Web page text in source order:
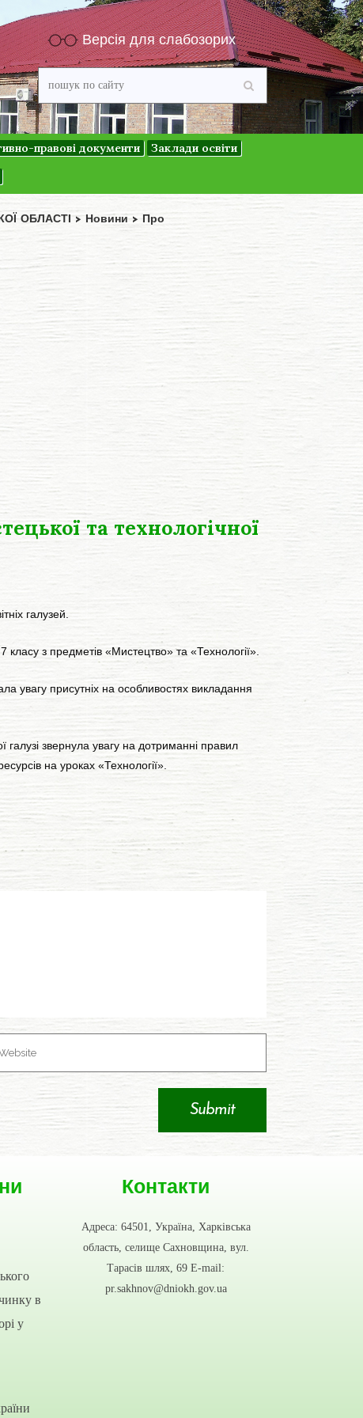
Версія для слабозорих
правові документи
Заклади освіти
ОБЛАСТІ > Новини> Про
та технологічної
галузей.
класу з предметів «Мистецтво» та «Технології».
увагу присутніх на особливостях викладання
звернула увагу на дотриманні правил
на уроках «Технології».
в
у
Контакти
Адреса: 64501, Україна, Харківська
область, селище Сахновщина, вул.
Тарасів шлях, 69 E-mail:
pr.sakhnov@dniokh.gov.ua